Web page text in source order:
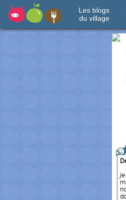
Les blogs
du village
je